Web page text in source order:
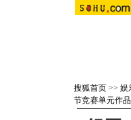
搜狐首页 >> 娱
节竞赛单元作品